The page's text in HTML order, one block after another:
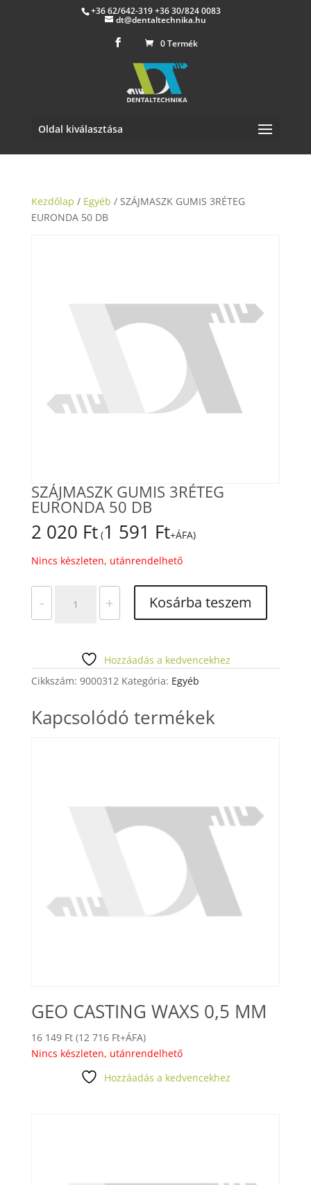
+36 62/642-319 +36 30/824 0083
dt@dentaltechnika.hu
0 Termék
Oldal kiválasztása
Kezdőlap / Egyéb / SZÁJMASZK GUMIS 3RÉTEG
EURONDA 50 DB
SZÁJMASZK GUMIS 3RÉTEG
EURONDA 50 DB
2 020 Ft (1 591 Ft+ÁFA)
Nincs készleten, utánrendelhető
-
GUMIS
DB
mennyiség
+ Kosárba teszem
Hozzáadás a kedvencekhez
Cikkszám: 9000312 Kategória: Egyéb
Kapcsolódó termékek
GEO CASTING WAXS 0,5 MM
16 149 Ft (12 716 Ft+ÁFA)
Nincs készleten, utánrendelhető
Hozzáadás a kedvencekhez